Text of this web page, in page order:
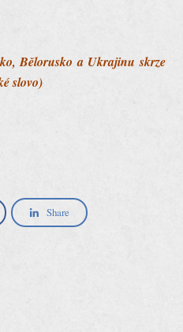
Bělorusko a Ukrajinu skrze
slovo)
Share